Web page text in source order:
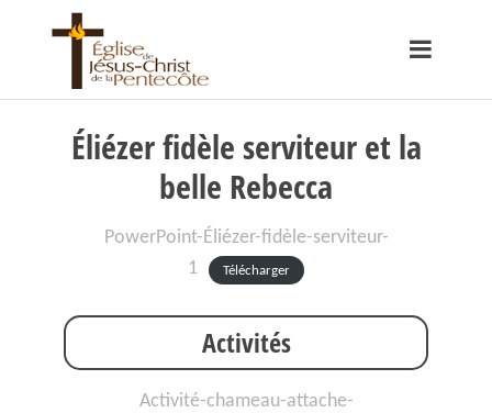
Éliézer fidèle serviteur et la
belle Rebecca
PowerPoint-Éliézer-fidèle-serviteur-
1
Télécharger
Activités
Activité-chameau-attache-